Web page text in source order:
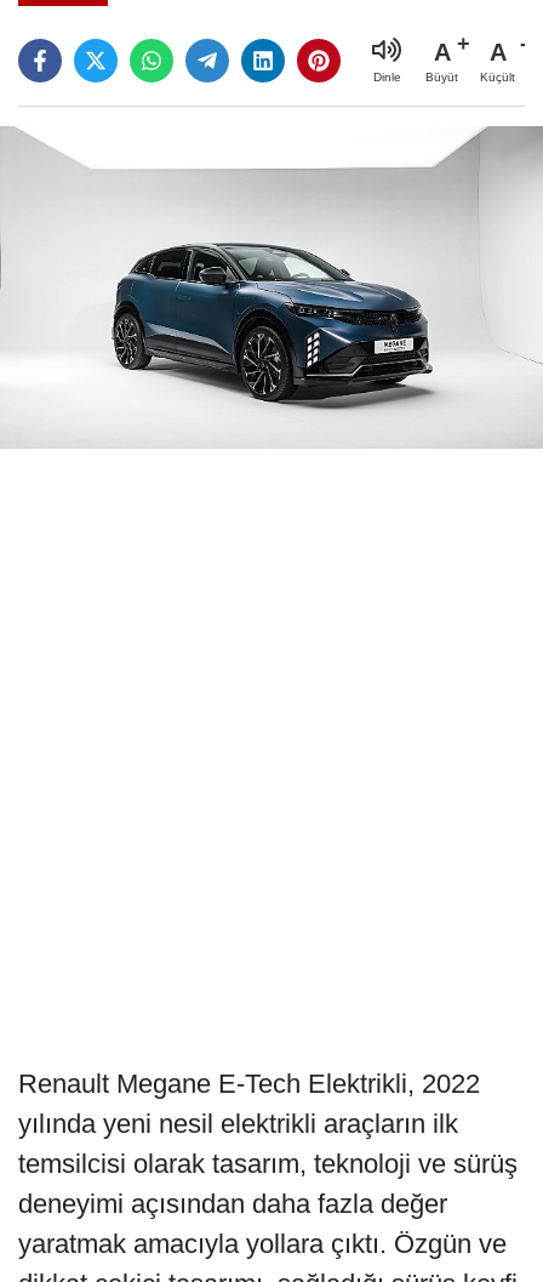
Dinle
A
Büyüt
A
Küçült
Renault Megane E-Tech Elektrikli, 2022
yılında yeni nesil elektrikli araçların ilk
temsilcisi olarak tasarım, teknoloji ve sürüş
deneyimi açısından daha fazla değer
yaratmak amacıyla yollara çıktı. Özgün ve